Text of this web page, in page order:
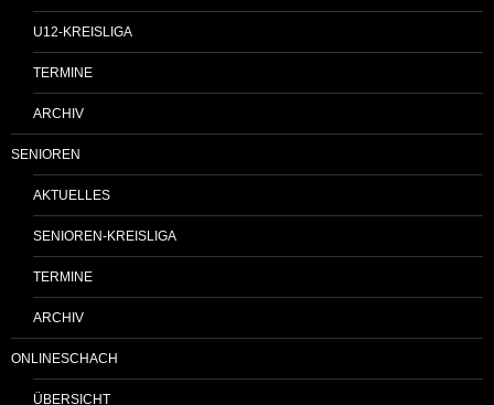
U12-KREISLIGA
TERMINE
ARCHIV
SENIOREN
AKTUELLES
SENIOREN-KREISLIGA
TERMINE
ARCHIV
ONLINESCHACH
ÜBERSICHT